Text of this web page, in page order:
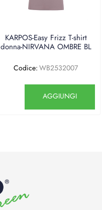
KARPOS-Easy Frizz T-shirt
donna-NIRVANA OMBRE BL
Codice: WB2532007
AGGIUNGI